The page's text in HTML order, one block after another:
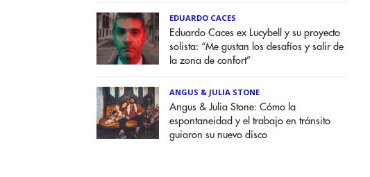
EDUARDO CACES
Eduardo Caces ex Lucybell y su proyecto
solista: “Me gustan los desafíos y salir de
la zona de confort”
ANGUS & JULIA STONE
Angus & Julia Stone: Cómo la
espontaneidad y el trabajo en tránsito
guiaron su nuevo disco